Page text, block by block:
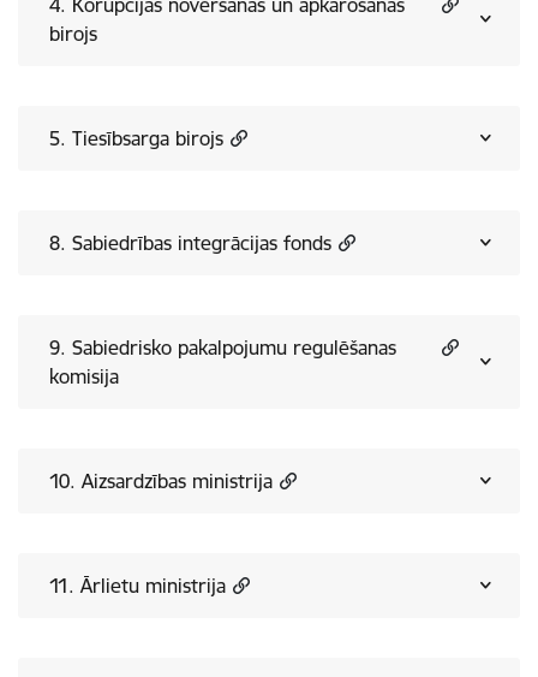
4. Korupcijas novēršanas un apkarošanas
birojs
5. Tiesībsarga birojs
8. Sabiedrības integrācijas fonds
9. Sabiedrisko pakalpojumu regulēšanas
komisija
10. Aizsardzības ministrija
11. Ārlietu ministrija